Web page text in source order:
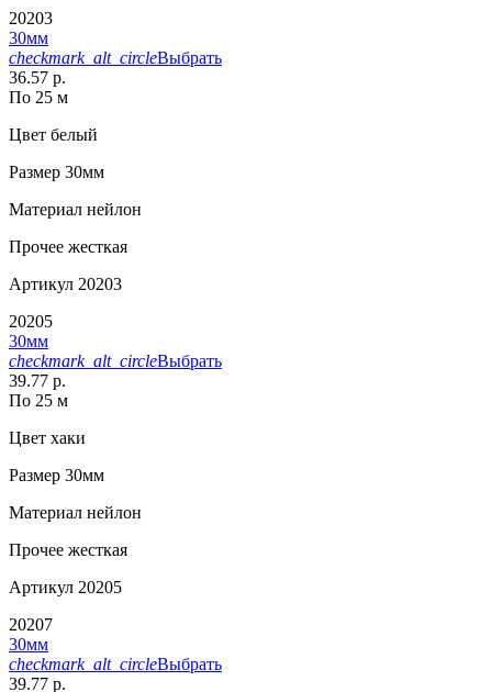
20203
30мм
checkmark_alt_circleВыбрать
36.57 р.
По 25 м
Цвет белый
Размер 30мм
Материал нейлон
Прочее жесткая
Артикул 20203
20205
30мм
checkmark_alt_circleВыбрать
39.77 р.
По 25 м
Цвет хаки
Размер 30мм
Материал нейлон
Прочее жесткая
Артикул 20205
20207
30мм
checkmark_alt_circleВыбрать
39.77 р.